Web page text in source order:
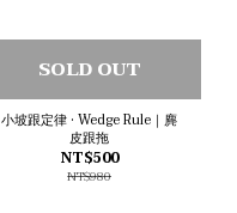
SOLD OUT
小坡跟定律 • Wedge Rule｜麂
皮跟拖
NT$500
NT$980